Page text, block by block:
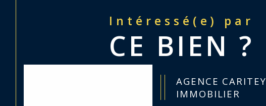
Intéressé(e) par
CE BIEN ?
AGENCE CARITEY
IMMOBILIER